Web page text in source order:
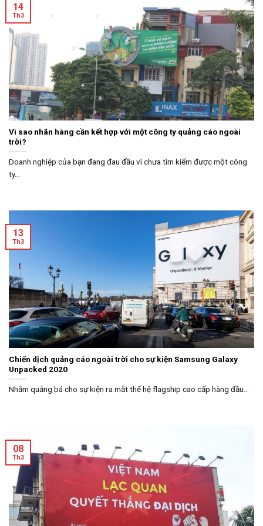
Vì sao nhãn hàng cần kết hợp với một công ty quảng cáo ngoài
trời?
Doanh nghiệp của bạn đang đau đầu vì chưa tìm kiếm được một công
ty...
14
Th3
Chiến dịch quảng cáo ngoài trời cho sự kiện Samsung Galaxy
Unpacked 2020
Nhằm quảng bá cho sự kiện ra mắt thế hệ flagship cao cấp hàng đầu...
13
Th3
08
Th3